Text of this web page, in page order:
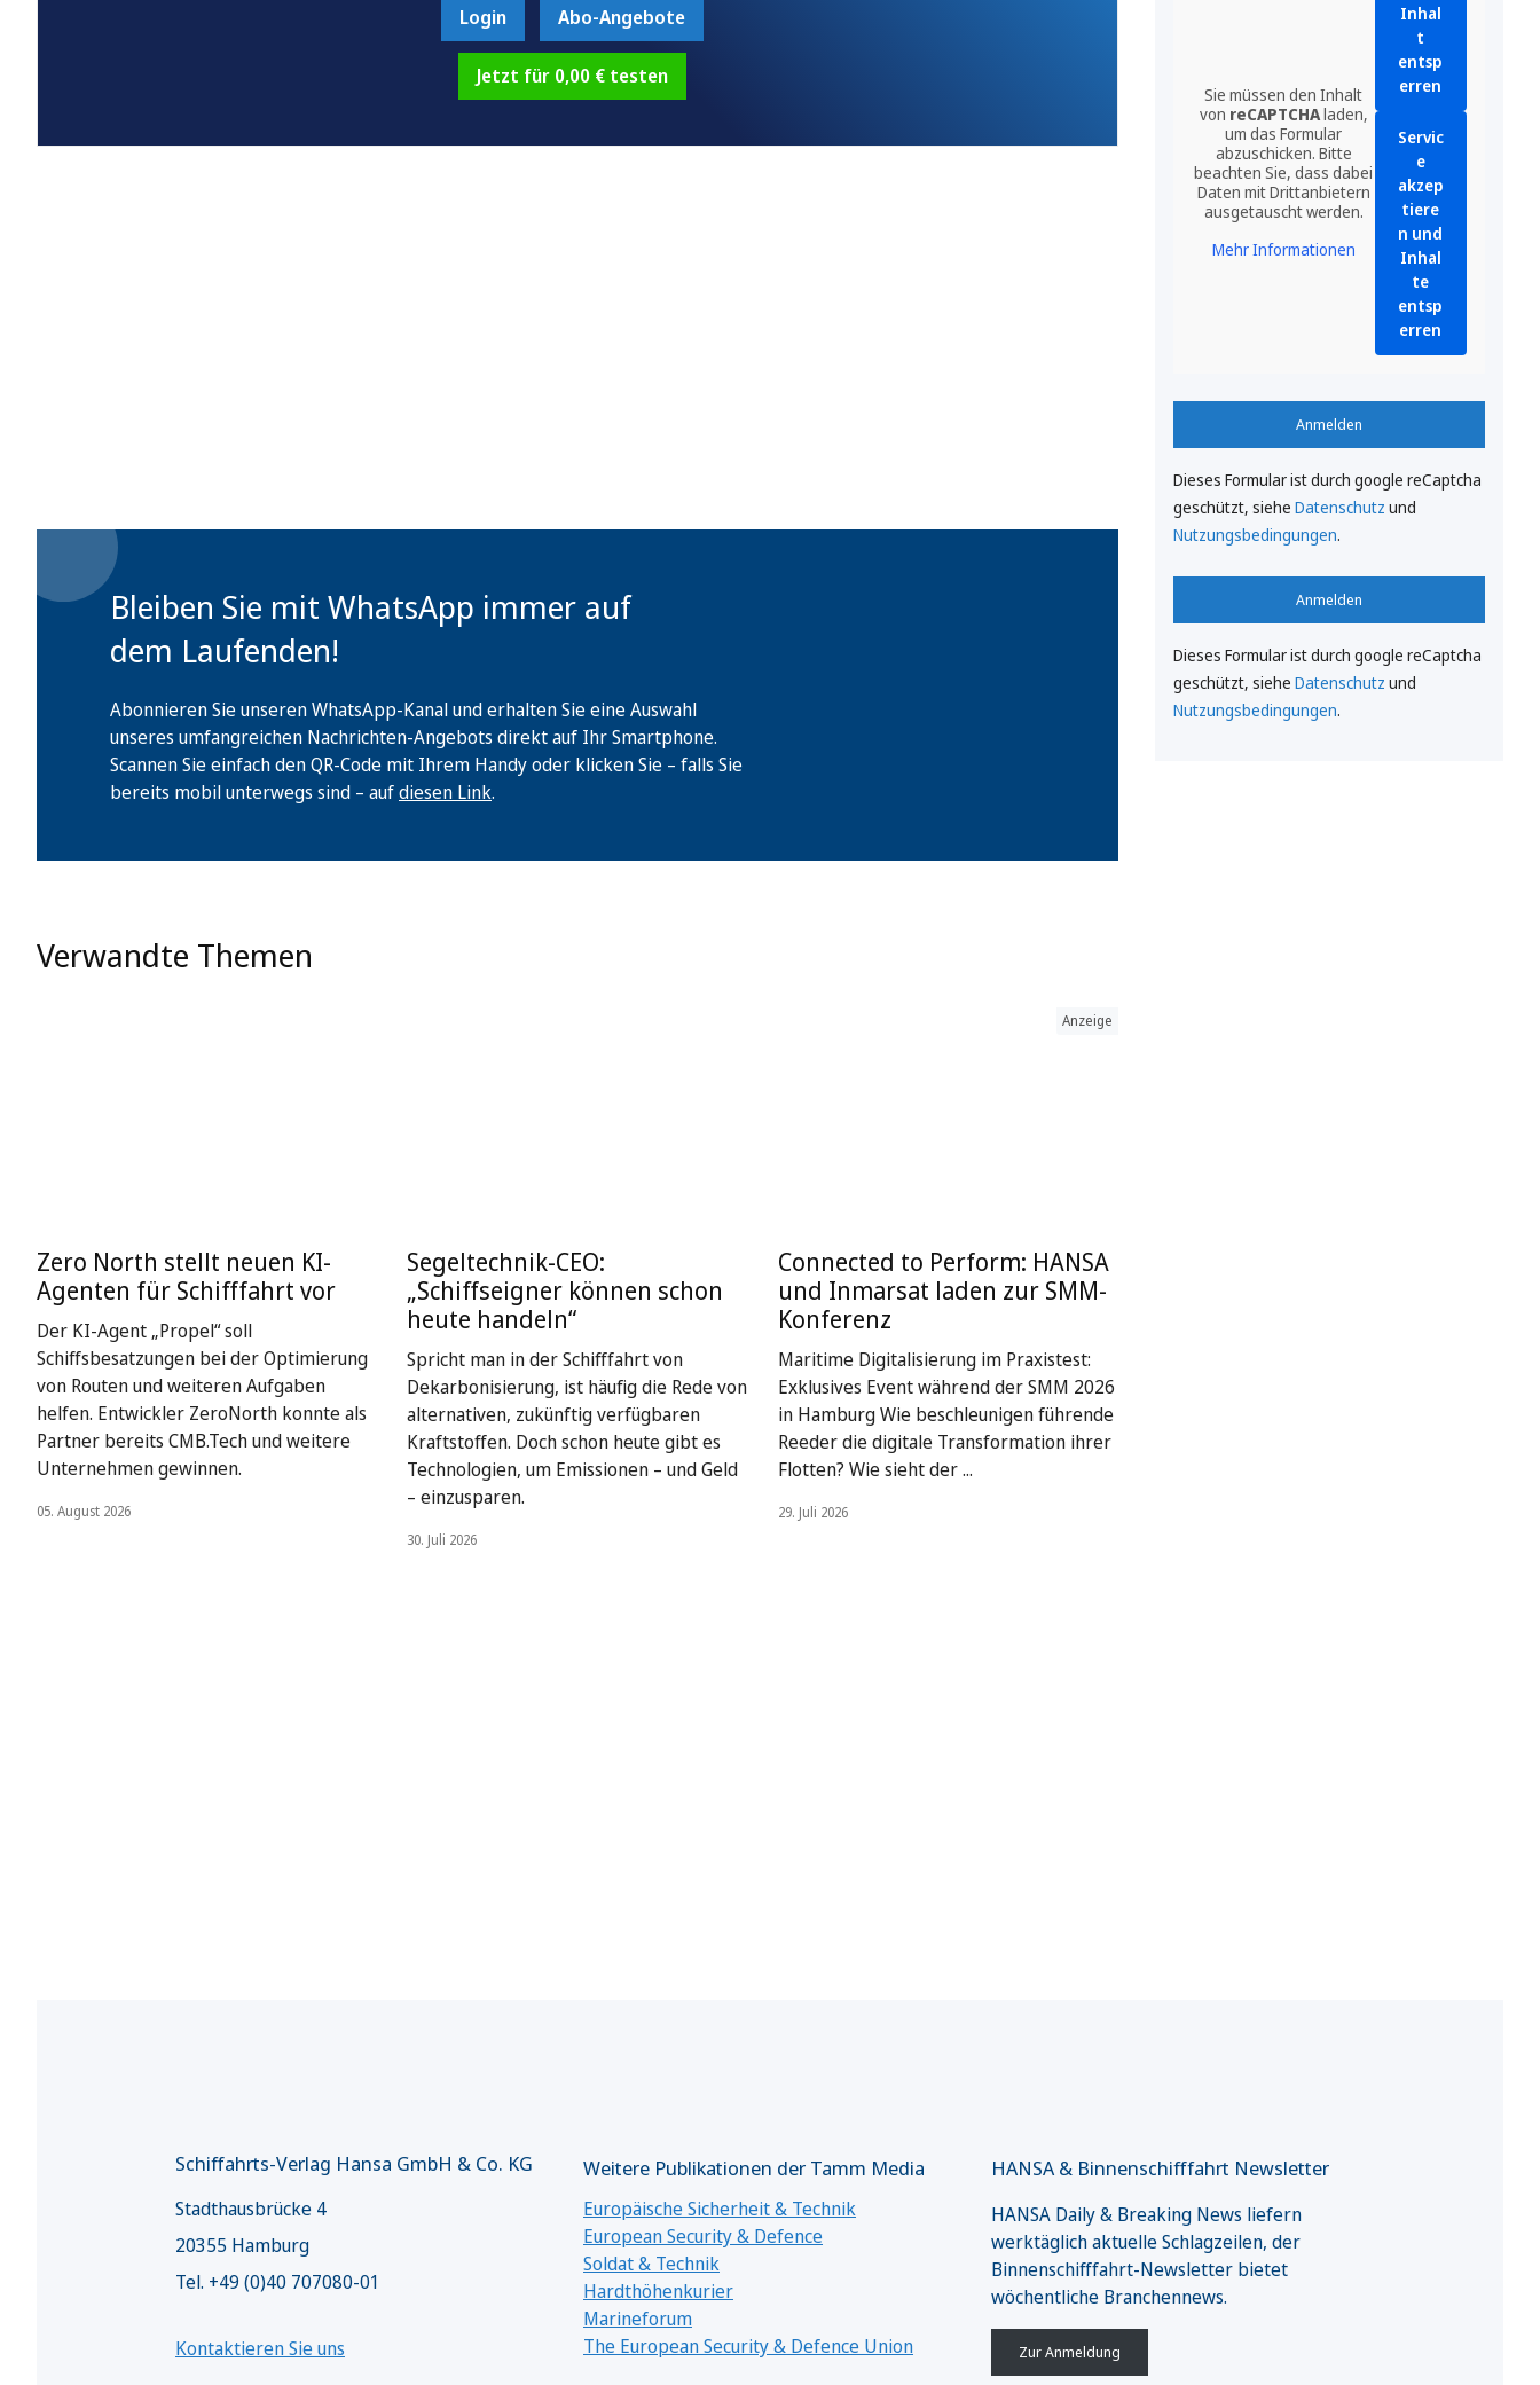
Login Abo-Angebote
Jetzt für 0,00 € testen
Bleiben Sie mit WhatsApp immer auf
dem Laufenden!
Abonnieren Sie unseren WhatsApp-Kanal und erhalten Sie eine Auswahl
unseres umfangreichen Nachrichten-Angebots direkt auf Ihr Smartphone.
Scannen Sie einfach den QR-Code mit Ihrem Handy oder klicken Sie – falls Sie
bereits mobil unterwegs sind – aufdiesen Link.
Verwandte Themen
Zero North stellt neuen KI-
Agenten für Schifffahrt vor
Der KI-Agent „Propel“ soll
Schiffsbesatzungen bei der Optimierung
von Routen und weiteren Aufgaben
helfen. Entwickler ZeroNorth konnte als
Partner bereits CMB.Tech und weitere
Unternehmen gewinnen.
05. August 2026
Segeltechnik-CEO:
„Schiffseigner können schon
heute handeln“
Spricht man in der Schifffahrt von
Dekarbonisierung, ist häufig die Rede von
alternativen, zukünftig verfügbaren
Kraftstoffen. Doch schon heute gibt es
Technologien, um Emissionen – und Geld
– einzusparen.
30. Juli 2026
Anzeige
Connected to Perform: HANSA
und Inmarsat laden zur SMM-
Konferenz
Maritime Digitalisierung im Praxistest:
Exklusives Event während der SMM 2026
in Hamburg Wie beschleunigen führende
Reeder die digitale Transformation ihrer
Flotten? Wie sieht der ...
29. Juli 2026
Sie müssen den Inhalt
von reCAPTCHAladen,
um das Formular
abzuschicken. Bitte
beachten Sie, dass dabei
Daten mit Drittanbietern
ausgetauscht werden.
Mehr Informationen
Inhal
t
entsp
erren
Servic
e
akzep
tiere
n und
Inhal
te
entsp
erren
Anmelden
Dieses Formular ist durch google reCaptcha
geschützt, siehe Datenschutz und
Nutzungsbedingungen.
Anmelden
Dieses Formular ist durch google reCaptcha
geschützt, siehe Datenschutz und
Nutzungsbedingungen.
Schiffahrts-Verlag Hansa GmbH & Co. KG
Stadthausbrücke 4
20355 Hamburg
Tel. +49 (0)40 707080-01
Kontaktieren Sie uns
Weitere Publikationen der Tamm Media
Europäische Sicherheit & Technik
European Security & Defence
Soldat & Technik
Hardthöhenkurier
Marineforum
The European Security & Defence Union
HANSA & Binnenschifffahrt Newsletter
HANSA Daily & Breaking News liefern
werktäglich aktuelle Schlagzeilen, der
Binnenschifffahrt-Newsletter bietet
wöchentliche Branchennews.
Zur Anmeldung